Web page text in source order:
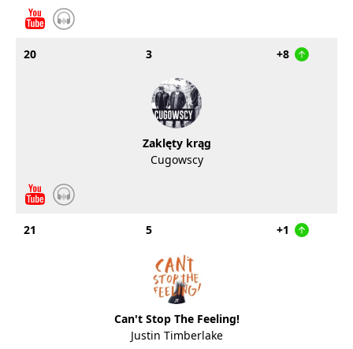
20 3 +8
Zaklęty krąg
Cugowscy
21 5 +1
Can't Stop The Feeling!
Justin Timberlake